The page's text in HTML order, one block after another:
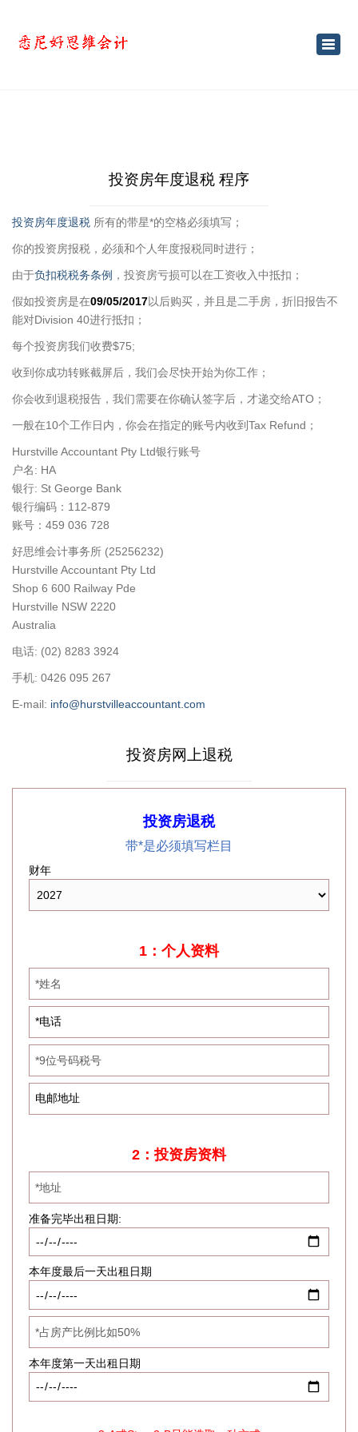
投资房年度退税 程序
投资房年度退税 所有的带星*的空格必须填写；
你的投资房报税，必须和个人年度报税同时进行；
由于负扣税税务条例 ，投资房亏损可以在工资收入中抵扣；
假如投资房是在09/05/2017以后购买，并且是二手房，折旧报告不
能对Division 40进行抵扣；
每个投资房我们收费$75;
收到你成功转账截屏后，我们会尽快开始为你工作；
你会收到退税报告，我们需要在你确认签字后，才递交给ATO；
一般在10个工作日内，你会在指定的账号内收到Tax Refund；
Hurstville Accountant Pty Ltd银行账号
户名: HA
银行: St George Bank
银行编码：112-879
账号：459 036 728
好思维会计事务所 (25256232)
Hurstville Accountant Pty Ltd
Shop 6 600 Railway Pde
Hurstville NSW 2220
Australia
电话: (02) 8283 3924
手机: 0426 095 267
E-mail: info@hurstvilleaccountant.com
投资房网上退税
投资房退税
带*是必须填写栏目
财年
1：个人资料
2：投资房资料
准备完毕出租日期:
本年度最后一天出租日期
本年度第一天出租日期